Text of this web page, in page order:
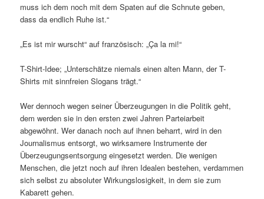
muss ich dem noch mit dem Spaten auf die Schnute geben,
dass da endlich Ruhe ist.“
„Es ist mir wurscht“ auf französisch: „Ça la mi!“
T-Shirt-Idee; „Unterschätze niemals einen alten Mann, der T-
Shirts mit sinnfreien Slogans trägt.“
Wer dennoch wegen seiner Überzeugungen in die Politik geht,
dem werden sie in den ersten zwei Jahren Parteiarbeit
abgewöhnt. Wer danach noch auf ihnen beharrt, wird in den
Journalismus entsorgt, wo wirksamere Instrumente der
Überzeugungsentsorgung eingesetzt werden. Die wenigen
Menschen, die jetzt noch auf ihren Idealen bestehen, verdammen
sich selbst zu absoluter Wirkungslosigkeit, in dem sie zum
Kabarett gehen.